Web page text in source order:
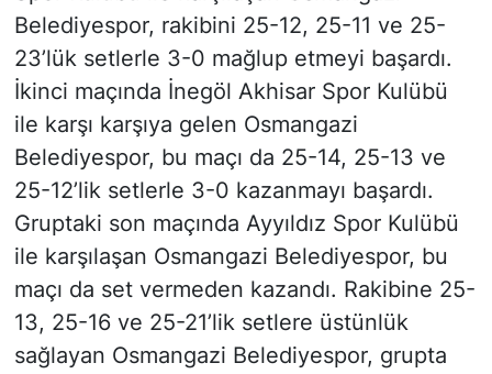
Belediyespor, rakibini 25-12, 25-11 ve 25-
23’lük setlerle 3-0 mağlup etmeyi başardı.
İkinci maçında İnegöl Akhisar Spor Kulübü
ile karşı karşıya gelen Osmangazi
Belediyespor, bu maçı da 25-14, 25-13 ve
25-12’lik setlerle 3-0 kazanmayı başardı.
Gruptaki son maçında Ayyıldız Spor Kulübü
ile karşılaşan Osmangazi Belediyespor, bu
maçı da set vermeden kazandı. Rakibine 25-
13, 25-16 ve 25-21’lik setlere üstünlük
sağlayan Osmangazi Belediyespor, grupta